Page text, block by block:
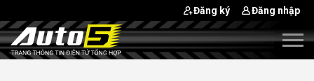
Đăng ký Đăng nhập